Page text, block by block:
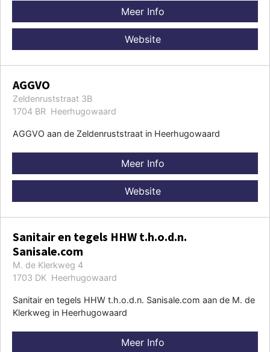
Meer Info
Website
AGGVO
Zeldenruststraat 3B
1704 BR Heerhugowaard
AGGVO aan de Zeldenruststraat in Heerhugowaard
Meer Info
Website
Sanitair en tegels HHW t.h.o.d.n.
Sanisale.com
M. de Klerkweg 4
1703 DK Heerhugowaard
Sanitair en tegels HHW t.h.o.d.n. Sanisale.com aan de M. de
Klerkweg in Heerhugowaard
Meer Info